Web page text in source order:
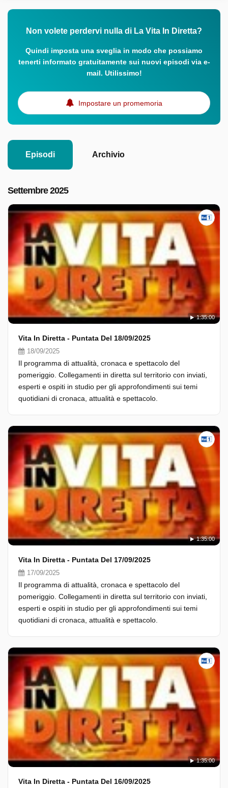
Non volete perdervi nulla di La Vita In Diretta?
Quindi imposta una sveglia in modo che possiamo
tenerti informato gratuitamente sui nuovi episodi via e-
mail. Utilissimo!
Impostare un promemoria
Episodi Archivio
Settembre 2025
1:35:00
Vita In Diretta - Puntata Del 18/09/2025
18/09/2025
Il programma di attualità, cronaca e spettacolo del
pomeriggio. Collegamenti in diretta sul territorio con inviati,
esperti e ospiti in studio per gli approfondimenti sui temi
quotidiani di cronaca, attualità e spettacolo.
1:35:00
Vita In Diretta - Puntata Del 17/09/2025
17/09/2025
Il programma di attualità, cronaca e spettacolo del
pomeriggio. Collegamenti in diretta sul territorio con inviati,
esperti e ospiti in studio per gli approfondimenti sui temi
quotidiani di cronaca, attualità e spettacolo.
1:35:00
Vita In Diretta - Puntata Del 16/09/2025